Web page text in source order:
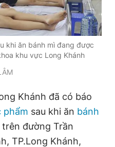
0908 780 404
Tòa soạn Chính sách bảo
Thành
cấp ngày 24.3.2020
Báo Thanh Niên. Cấm sao
có sự chấp thuận bằng văn
JSC.
khi ăn bánh mì đang được
khu vực Long Khánh
Khánh đã có báo
phẩm sau khi ăn bánh
trên đường Trần
TP.Long Khánh,